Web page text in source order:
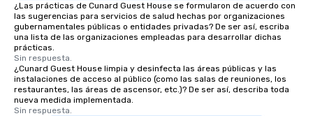
¿Las prácticas de Cunard Guest House se formularon de acuerdo con
las sugerencias para servicios de salud hechas por organizaciones
gubernamentales públicas o entidades privadas? De ser así, escriba
una lista de las organizaciones empleadas para desarrollar dichas
prácticas.
Sin respuesta.
¿Cunard Guest House limpia y desinfecta las áreas públicas y las
instalaciones de acceso al público (como las salas de reuniones, los
restaurantes, las áreas de ascensor, etc.)? De ser así, describa toda
nueva medida implementada.
Sin respuesta.